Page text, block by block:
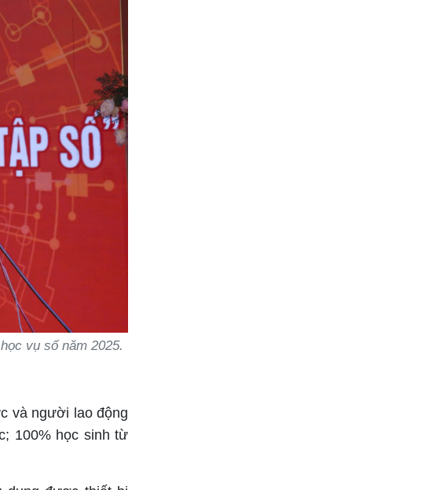
vụ số năm 2025.
và người lao động
100% học sinh từ